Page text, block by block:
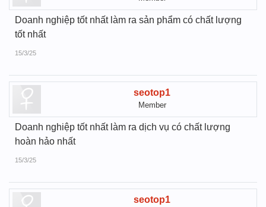
Doanh nghiệp tốt nhất làm ra sản phẩm có chất lượng
tốt nhất
15/3/25
seotop1
Member
Doanh nghiệp tốt nhất làm ra dịch vụ có chất lượng
hoàn hảo nhất
15/3/25
seotop1